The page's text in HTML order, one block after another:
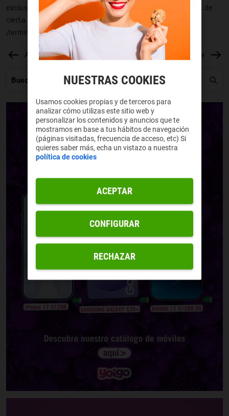
exclusivamente en el momento del disparo y que requerirá de
cierta habilidad, porque si juegan así todo el tiempo…
¡terminarán con una tendinitis importante!
Anterior Siguiente
NUESTRAS COOKIES
Usamos cookies propias y de terceros para
analizar cómo utilizas este sitio web y
personalizar los contenidos y anuncios que te
mostramos en base a tus hábitos de navegación
(páginas visitadas, frecuencia de acceso, etc) Si
quieres saber más, echa un vistazo a nuestra
política de cookies
RECHAZAR
ACEPTAR
CONFIGURAR